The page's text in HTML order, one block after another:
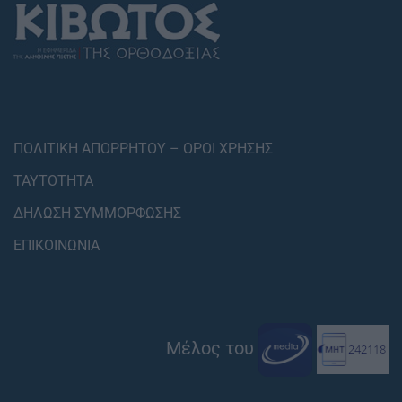
ΠΟΛΙΤΙΚΗ ΑΠΟΡΡΗΤΟΥ – ΟΡΟΙ ΧΡΗΣΗΣ
ΤΑΥΤΟΤΗΤΑ
ΔΗΛΩΣΗ ΣΥΜΜΟΡΦΩΣΗΣ
ΕΠΙΚΟΙΝΩΝΙΑ
Μέλος του